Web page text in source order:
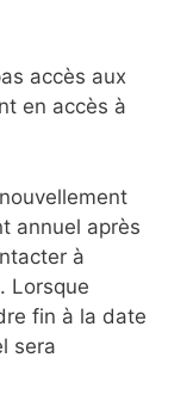
accès aux
en accès à
annuel après
à
Lorsque
fin à la date
sera